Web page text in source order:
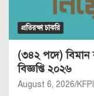
প্রতিরক্ষা চাকরি
(৩৪২ পদে) বিমান
বিজ্ঞপ্তি ২০২৬
August 6, 2026